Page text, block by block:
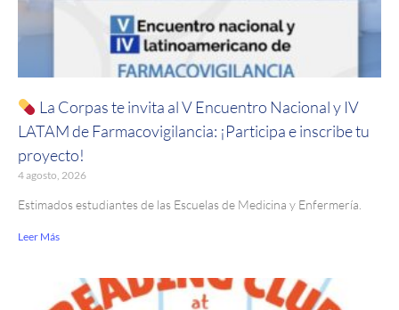
La Corpas te invita al V Encuentro Nacional y IV
LATAM de Farmacovigilancia: ¡Participa e inscribe tu
proyecto!
4 agosto, 2026
Estimados estudiantes de las Escuelas de Medicina y Enfermería.
Leer Más